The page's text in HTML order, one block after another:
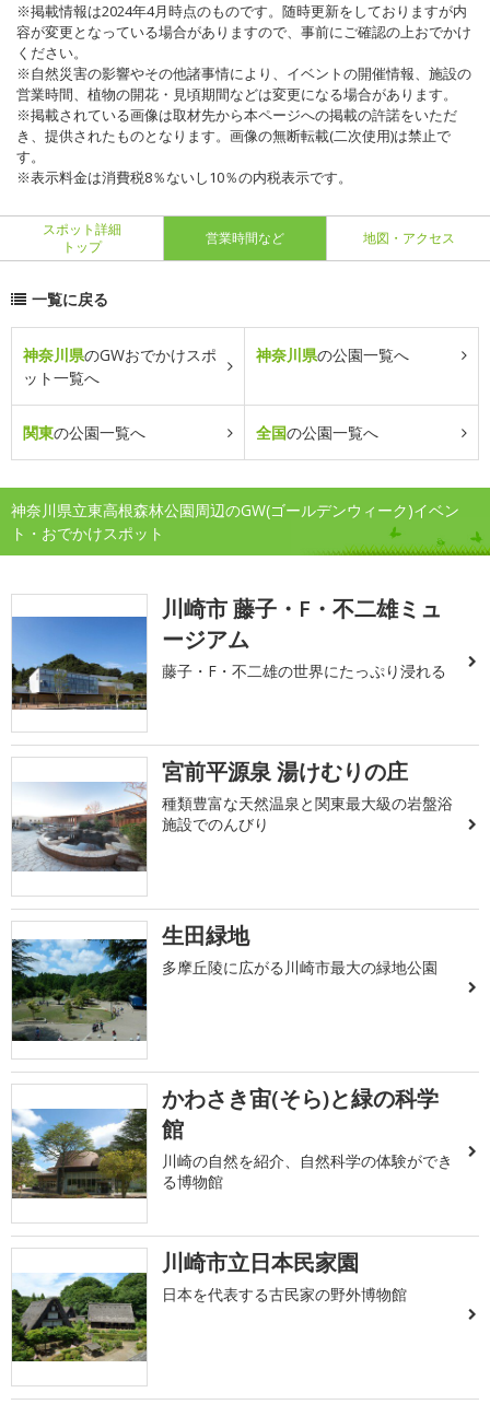
※掲載情報は2024年4月時点のものです。随時更新をしておりますが内
容が変更となっている場合がありますので、事前にご確認の上おでかけ
ください。
※自然災害の影響やその他諸事情により、イベントの開催情報、施設の
営業時間、植物の開花・見頃期間などは変更になる場合があります。
※掲載されている画像は取材先から本ページへの掲載の許諾をいただ
き、提供されたものとなります。画像の無断転載(二次使用)は禁止で
す。
※表示料金は消費税8％ないし10％の内税表示です。
スポット詳細
トップ
営業時間など 地図・アクセス
一覧に戻る
神奈川県のGWおでかけスポ
ット一覧へ
神奈川県の公園一覧へ
関東の公園一覧へ 全国の公園一覧へ
神奈川県立東高根森林公園周辺のGW(ゴールデンウィーク)イベン
ト・おでかけスポット
川崎市 藤子・F・不二雄ミュ
ージアム
藤子・F・不二雄の世界にたっぷり浸れる
宮前平源泉 湯けむりの庄
種類豊富な天然温泉と関東最大級の岩盤浴
施設でのんびり
生田緑地
多摩丘陵に広がる川崎市最大の緑地公園
かわさき宙(そら)と緑の科学
館
川崎の自然を紹介、自然科学の体験ができ
る博物館
川崎市立日本民家園
日本を代表する古民家の野外博物館